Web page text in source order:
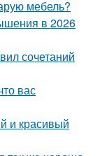
мебель?
в 2026
сочетаний
вас
и красивый